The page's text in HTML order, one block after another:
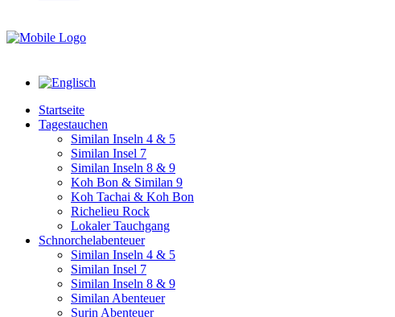
Startseite
Tagestauchen
Similan Inseln 4 & 5
Similan Insel 7
Similan Inseln 8 & 9
Koh Bon & Similan 9
Koh Tachai & Koh Bon
Richelieu Rock
Lokaler Tauchgang
Schnorchelabenteuer
Similan Inseln 4 & 5
Similan Insel 7
Similan Inseln 8 & 9
Similan Abenteuer
Surin Abenteuer